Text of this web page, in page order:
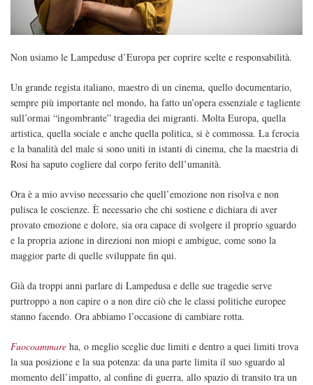
Non usiamo le Lampeduse d’Europa per coprire scelte e responsabilità.
Un grande regista italiano, maestro di un cinema, quello documentario,
sempre più importante nel mondo, ha fatto un’opera essenziale e tagliente
sull’ormai “ingombrante” tragedia dei migranti. Molta Europa, quella
artistica, quella sociale e anche quella politica, si è commossa. La ferocia
e la banalità del male si sono uniti in istanti di cinema, che la maestria di
Rosi ha saputo cogliere dal corpo ferito dell’umanità.
Ora è a mio avviso necessario che quell’emozione non risolva e non
pulisca le coscienze. È necessario che chi sostiene e dichiara di aver
provato emozione e dolore, sia ora capace di svolgere il proprio sguardo
e la propria azione in direzioni non miopi e ambigue, come sono la
maggior parte di quelle sviluppate fin qui.
Già da troppi anni parlare di Lampedusa e delle sue tragedie serve
purtroppo a non capire o a non dire ciò che le classi politiche europee
stanno facendo. Ora abbiamo l’occasione di cambiare rotta.
Fuocoammare ha, o meglio sceglie due limiti e dentro a quei limiti trova
la sua posizione e la sua potenza: da una parte limita il suo sguardo al
momento dell’impatto, al confine di guerra, allo spazio di transito tra un